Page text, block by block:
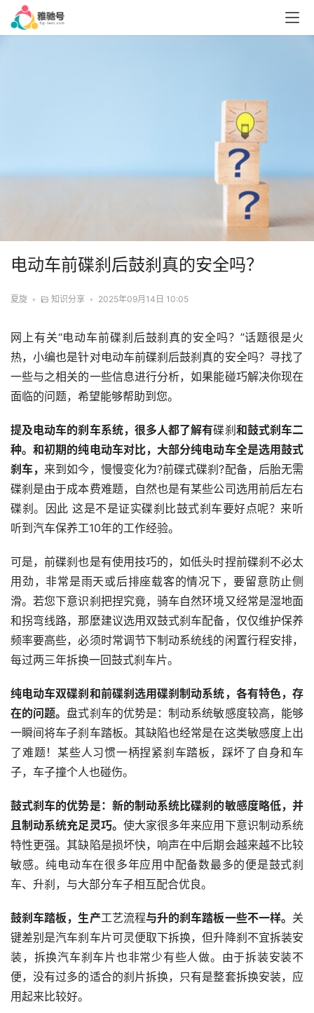
电动车前碟刹后鼓刹真的安全吗？
夏旋 • 知识分享 • 2025年09月14日 10:05
网上有关“电动车前碟刹后鼓刹真的安全吗？”话题很是火
热，小编也是针对电动车前碟刹后鼓刹真的安全吗？寻找了
一些与之相关的一些信息进行分析，如果能碰巧解决你现在
面临的问题，希望能够帮助到您。
提及电动车的刹车系统，很多人都了解有碟刹和鼓式刹车二
种。和初期的纯电动车对比，大部分纯电动车全是选用鼓式
刹车， 来到如今，慢慢变化为?前碟式碟刹?配备，后胎无需
碟刹是由于成本费难题，自然也是有某些公司选用前后左右
碟刹。因此 这是不是证实碟刹比鼓式刹车要好点呢？来听
听到汽车保养工10年的工作经验。
可是，前碟刹也是有使用技巧的，如低头时捏前碟刹不必太
用劲，非常是雨天或后排座载客的情况下，要留意防止侧
滑。若您下意识刹把捏究竟，骑车自然环境又经常是湿地面
和拐弯线路，那麼建议选用双鼓式刹车配备，仅仅维护保养
频率要高些，必须时常调节下制动系统线的闲置行程安排，
每过两三年拆换一回鼓式刹车片。
纯电动车双碟刹和前碟刹选用碟刹制动系统，各有特色，存
在的问题。盘式刹车的优势是：制动系统敏感度较高，能够
一瞬间将车子刹车踏板。其缺陷也经常是在这类敏感度上出
了难题！某些人习惯一柄捏紧刹车踏板，踩坏了自身和车
子，车子撞个人也碰伤。
鼓式刹车的优势是：新的制动系统比碟刹的敏感度略低，并
且制动系统充足灵巧。 使大家很多年来应用下意识制动系统
特性更强。其缺陷是损坏快，响声在中后期会越来越不比较
敏感。纯电动车在很多年应用中配备数最多的便是鼓式刹
车、升刹，与大部分车子相互配合优良。
鼓刹车踏板，生产工艺流程与升的刹车踏板一些不一样。 关
键差别是汽车刹车片可灵便取下拆换，但升降刹不宜拆装安
装，拆换汽车刹车片也非常少有些人做。由于拆装安装不
便，没有过多的适合的刹片拆换，只有是整套拆换安装，应
用起来比较好。